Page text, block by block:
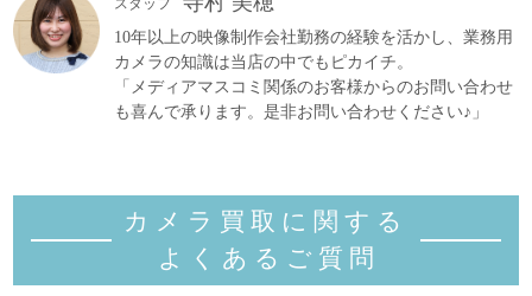
10年以上の映像制作会社勤務の経験を活かし、業務用
カメラの知識は当店の中でもピカイチ。
「メディアマスコミ関係のお客様からのお問い合わせ
も喜んで承ります。是非お問い合わせください♪」
カメラ買取に関する
よくあるご質 問